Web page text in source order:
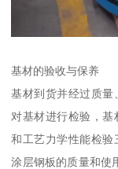
基材的验收与保养
基材到货并经过质量
对基材进行检验，
和工艺力学性能检验
涂层钢板的质量和使